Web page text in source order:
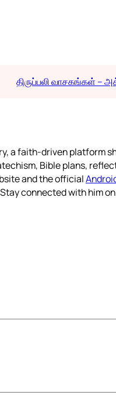
திருப்பலி வாசகங்கள் –
a faith-driven platform
Bible plans,
and the official
connected with him